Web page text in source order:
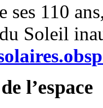
ses 110
Soleil
l’espace